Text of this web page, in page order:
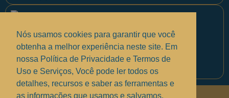
Equipe PontoPM
Nós usamos cookies para garantir que você
obtenha a melhor experiência neste site. Em
nossa Política de Privacidade e Termos de
Uso e Serviços, Você pode ler todos os
detalhes, recursos e saber as ferramentas e
as informações que usamos e salvamos.